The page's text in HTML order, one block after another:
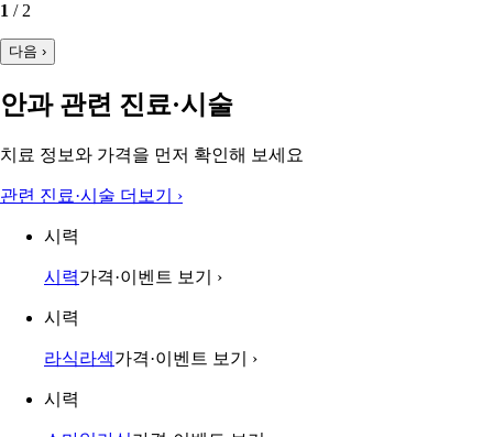
1 / 2
다음 ›
안과 관련 진료·시술
치료 정보와 가격을 먼저 확인해 보세요
관련 진료·시술 더보기 ›
시력
시력가격·이벤트 보기 ›
시력
라식라섹가격·이벤트 보기 ›
시력